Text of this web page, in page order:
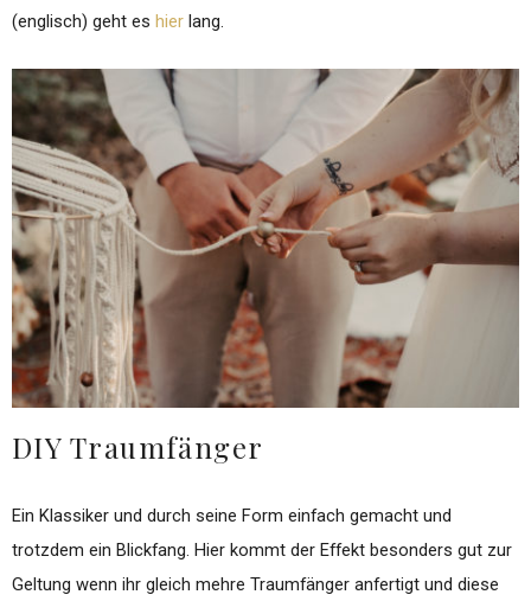
(englisch) geht es hier lang.
DIY Traumfänger
Ein Klassiker und durch seine Form einfach gemacht und
trotzdem ein Blickfang. Hier kommt der Effekt besonders gut zur
Geltung wenn ihr gleich mehre Traumfänger anfertigt und diese